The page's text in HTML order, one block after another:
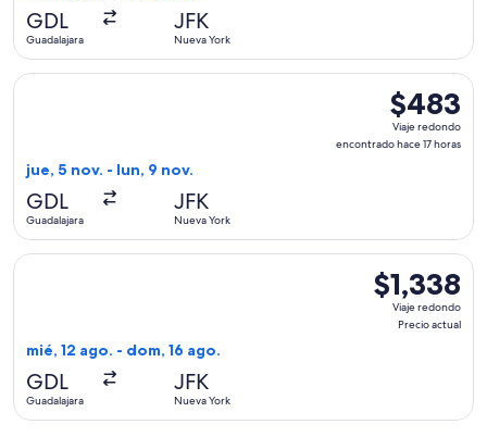
GDL
Guadalajara
JFK
Nueva York
$483
Viaje
redondo,
$483
Viaje redondo
encontrado hace 17 horas
jue, 5 nov. - lun, 9 nov.
GDL
Guadalajara
JFK
Nueva York
Seleccionar vuelo de American Airlines, con salida el jue, 5
$1,338
Viaje
redondo,
$1,338
Viaje redondo
Precio actual
mié, 12 ago. - dom, 16 ago.
GDL
Guadalajara
JFK
Nueva York
Seleccionar vuelo de Alaska Airlines, con salida el mié, 12